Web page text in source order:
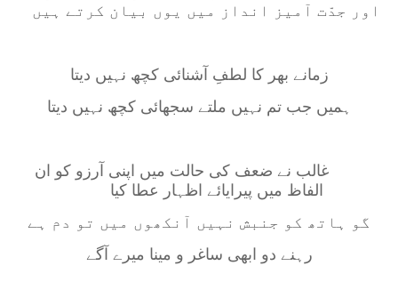
اور جدّت آمیز انداز میں یوں بیان کرتے ہیں
زمانے بھر کا لطفِ آشنائی کچھ نہیں دیتا
ہمیں جب تم نہیں ملتے سجھائی کچھ نہیں دیتا
غالب نے ضعف کی حالت میں اپنی آرزو کو ان
الفاظ میں پیرایائے اظہار عطا کیا
گو ہاتھ کو جنبش نہیں آنکھوں میں تو دم ہے
رہنے دو ابھی ساغر و مینا میرے آگے